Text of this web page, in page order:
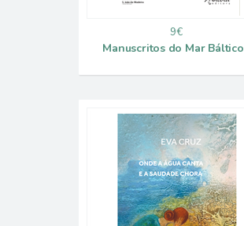
9€
Manuscritos do Mar Báltico